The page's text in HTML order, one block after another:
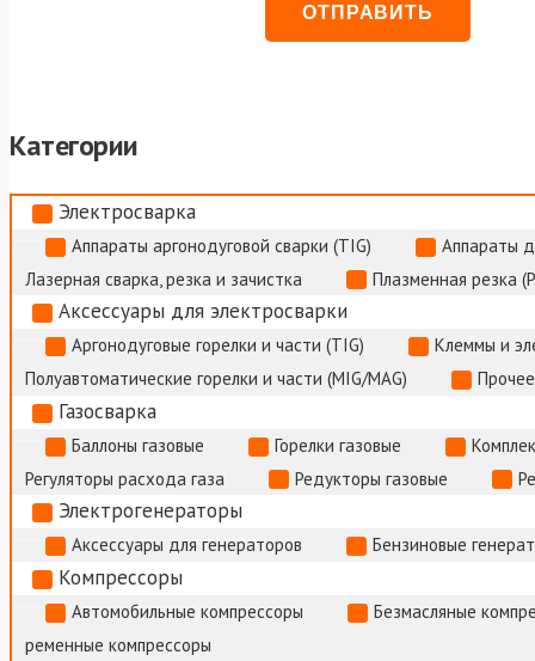
Категории
Электросварка
Аппараты аргонодуговой сварки (TIG)
Аппараты
Лазерная сварка, резка и зачистка
Плазменная резка
Аксессуары для электросварки
Аргонодуговые горелки и части (TIG)
Клеммы и
Полуавтоматические горелки и части (MIG/MAG)
Газосварка
Баллоны газовые Горелки газовые
Регуляторы расхода газа
Редукторы газовые
Электрогенераторы
Аксессуары для генераторов Бензиновые
Компрессоры
Автомобильные компрессоры
Безмасляные
ременные компрессоры